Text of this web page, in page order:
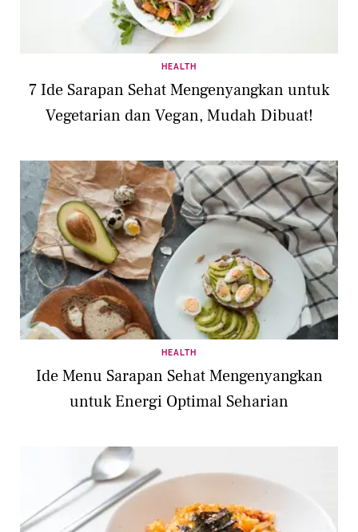
HEALTH
7 Ide Sarapan Sehat Mengenyangkan untuk
Vegetarian dan Vegan, Mudah Dibuat!
HEALTH
Ide Menu Sarapan Sehat Mengenyangkan
untuk Energi Optimal Seharian